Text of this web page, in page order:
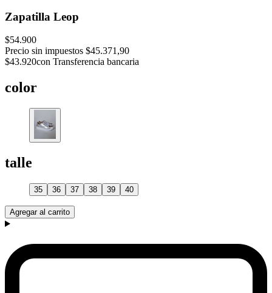
Zapatilla Leop
$54.900
Precio sin impuestos $45.371,90
$43.920con Transferencia bancaria
color
talle
35 36 37 38 39 40
Agregar al carrito